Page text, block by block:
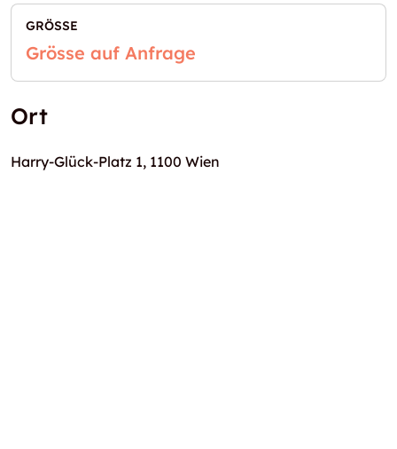
GRÖSSE
Grösse auf Anfrage
Ort
Harry-Glück-Platz 1, 1100 Wien